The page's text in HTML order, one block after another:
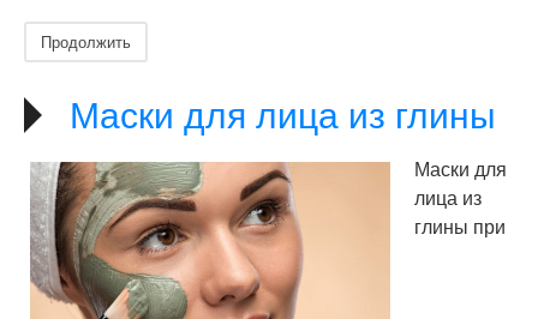
Продолжить
Маски для лица из глины
Маски для
лица из
глины при